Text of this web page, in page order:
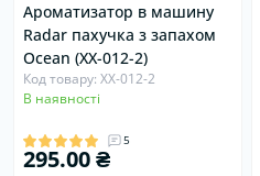
Ароматизатор в машину
Radar пахучка з запахом
Ocean (XX-012-2)
Код товару: XX-012-2
В наявності
5
295.00 ₴